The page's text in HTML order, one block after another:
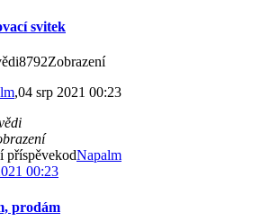
svitek
,04 srp 2021 00:23
příspěvekodNapalm
00:23
prodám